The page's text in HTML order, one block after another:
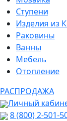
Ступени
Изделия из
Раковины
Ванны
Мебель
Отопление
РАСПРОДАЖА
Личный
8 (800) 2-501-